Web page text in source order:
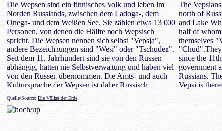
Die Wepsen sind ein finnisches Volk und leben im
Norden Russlands, zwischen dem Ladoga-, dem
Onega- und dem Weißen See. Sie zählen etwa 13 000
Personen, von denen die Hälfte noch Wepsisch
spricht. Die Wepsen nennen sich selbst "Vepsja",
andere Bezeichnungen sind "Wesi" oder "Tschuden".
Seit dem 11. Jahrhundert sind sie von den Russen
abhängig, hatten nie Selbstverwaltung und haben viel
von den Russen übernommen. Die Amts- und auch
Kultursprache der Wepsen ist daher Russisch.
The
north of
and Lake
half of whom
themselves
"Chud".They
since the
government
Russians.
Vepsi is
Quelle/Source: Die Völker der Erde